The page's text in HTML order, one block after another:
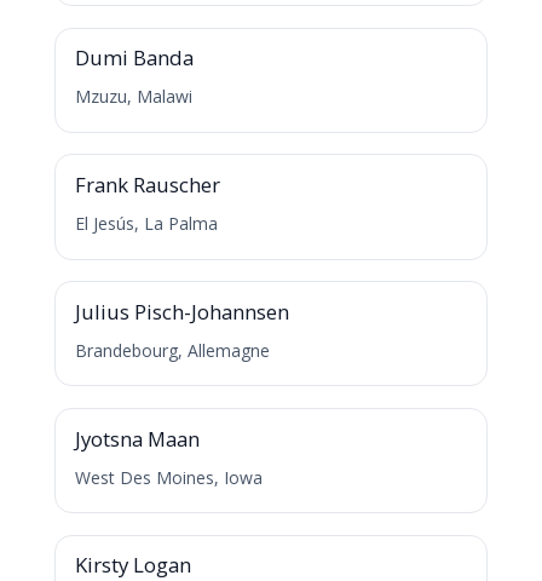
D
Dumi Banda
Mzuzu, Malawi
F
Frank Rauscher
El Jesús, La Palma
J
Julius Pisch-Johannsen
Brandebourg, Allemagne
J
Jyotsna Maan
West Des Moines, Iowa
K
Kirsty Logan